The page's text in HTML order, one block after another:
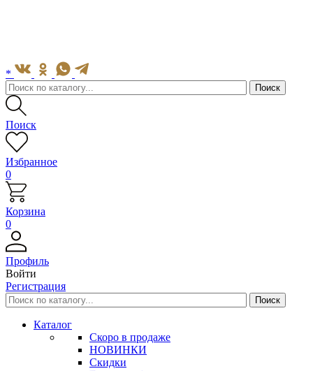
*
Поиск
Избранное
0
Корзина
0
Профиль
Войти
Регистрация
Каталог
Скоро в продаже
НОВИНКИ
Скидки